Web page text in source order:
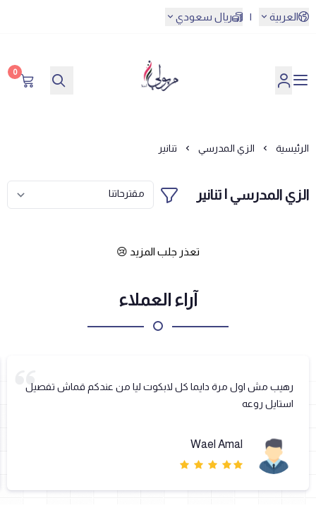
العربية | ريال سعودي
مريولي أحلا
0
الرئيسية الزي المدرسي تنانير
الزي المدرسي | تنانير
تعذر جلب المزيد 😢
آراء العملاء
رهيب مش اول مرة دايما كل لابكوت ليا من عندكم قماش تفصيل
استايل روعه
Wael Amal